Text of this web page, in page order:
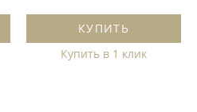
КУПИТЬ
Купить в 1 клик